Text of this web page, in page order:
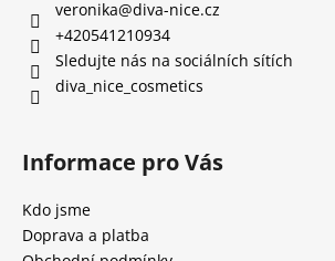
veronika@diva-nice.cz
+420541210934
Sledujte nás na sociálních sítích
diva_nice_cosmetics
Informace pro Vás
Kdo jsme
Doprava a platba